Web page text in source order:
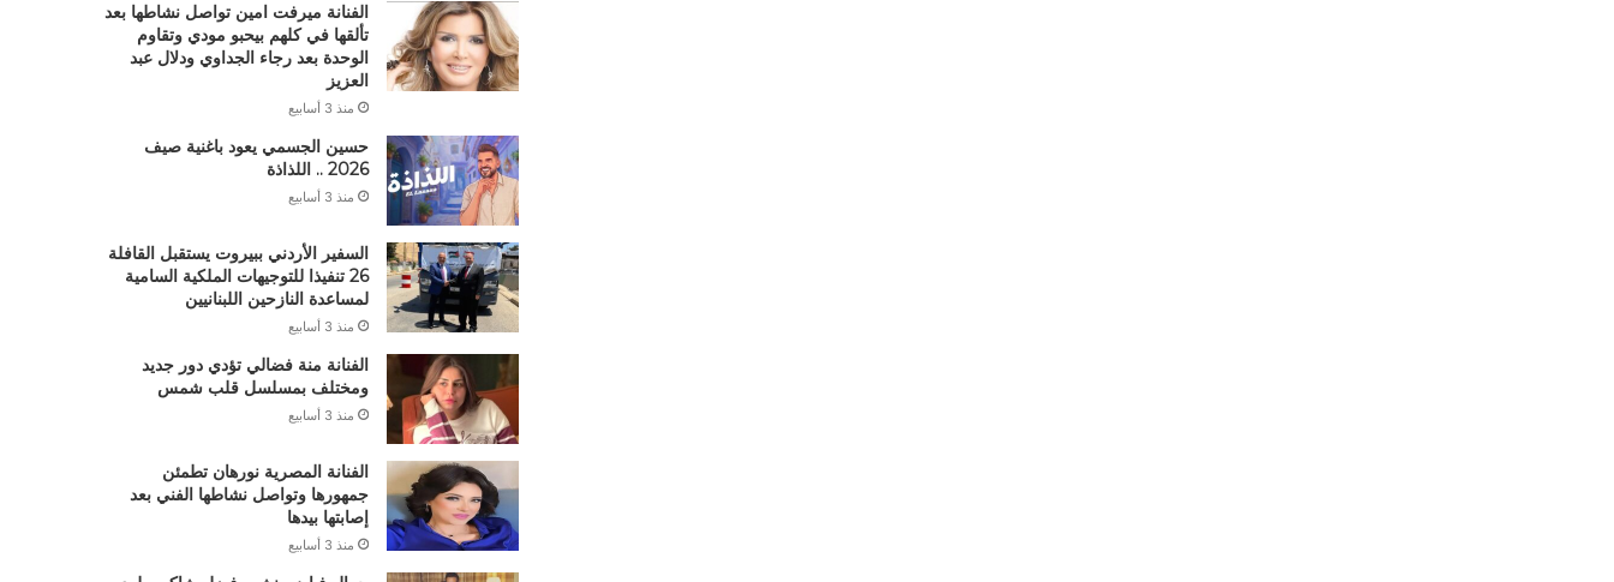
الفنانة ميرفت امين تواصل نشاطها بعد
تألقها في كلهم بيحبو مودي وتقاوم
الوحدة بعد رجاء الجداوي ودلال عبد
العزيز
منذ 3 أسابيع
حسين الجسمي يعود باغنية صيف
2026 .. اللذاذة
منذ 3 أسابيع
السفير الأردني ببيروت يستقبل القافلة
26 تنفيذا للتوجيهات الملكية السامية
لمساعدة النازحين اللبنانيين
منذ 3 أسابيع
الفنانة منة فضالي تؤدي دور جديد
ومختلف بمسلسل قلب شمس
منذ 3 أسابيع
الفنانة المصرية نورهان تطمئن
جمهورها وتواصل نشاطها الفني بعد
إصابتها بيدها
منذ 3 أسابيع